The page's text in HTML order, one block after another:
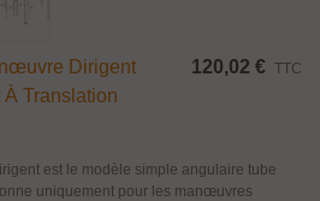
Dirigent
Translation
120,02 € TTC
est le modèle simple angulaire tube
uniquement pour les manœuvres